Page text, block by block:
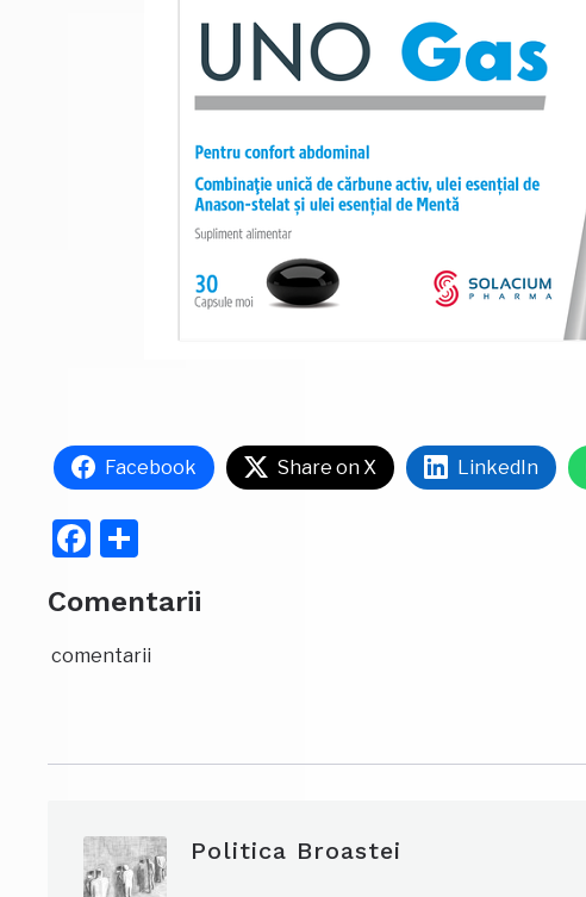
Facebook Share on X LinkedIn
Facebook
Comentarii
comentarii
Politica Broastei